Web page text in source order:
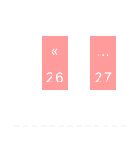
« ...
26
27